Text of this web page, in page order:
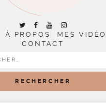
À PROPOS
MES
CONTACT
RECHERCHER :